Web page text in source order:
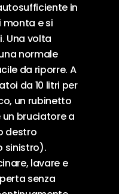
in
monta e si
Una volta
normale
da riporre. A
da 10 litri per
un rubinetto
bruciatore a
destro
sinistro).
lavare e
senza